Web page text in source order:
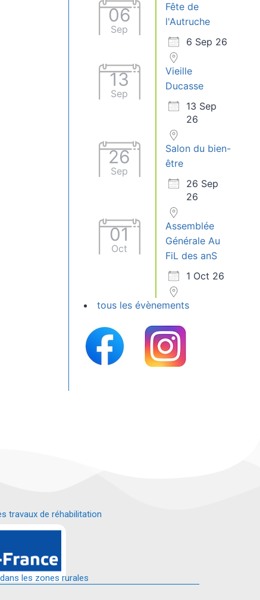
06
Sep
Fête de
l'Autruche
6 Sep 26
13
Sep
Vieille
Ducasse
13 Sep
26
26
Sep
Salon du bien-
être
26 Sep
26
01
Oct
Assemblée
Générale Au
FiL des anS
1 Oct 26
tous les évènements
travaux de réhabilitation
les zones rurales